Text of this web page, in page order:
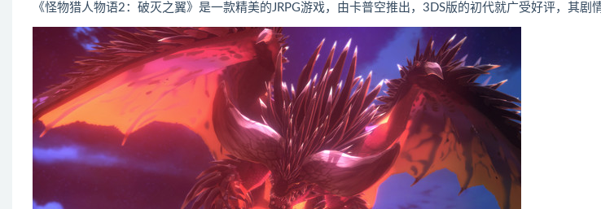
《怪物猎人物语2：破灭之翼》是一款精美的JRPG游戏，由卡普空推出，3DS版的初代就广受好评，其剧